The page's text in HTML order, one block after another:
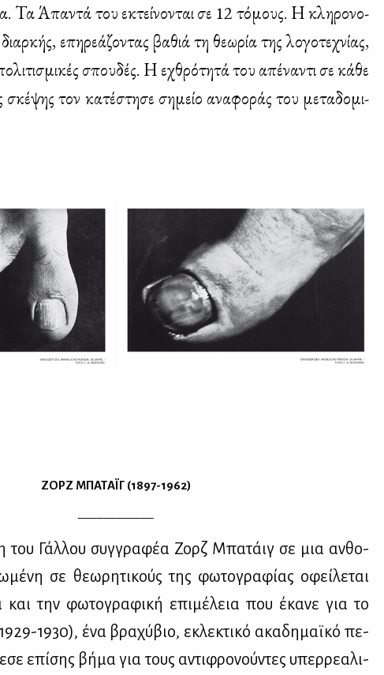
Τα Άπα­ντά του εκτεί­νο­νται σε 12 τό­μους. Η κλη­ρο­νο­
επη­ρε­ά­ζο­ντας βα­θιά τη θε­ω­ρία της λο­γο­τε­χνί­ας,
σπου­δές. Η εχθρό­τη­τά του απέ­να­ντι σε κά­θε
τον κα­τέ­στη­σε ση­μείο ανα­φο­ράς του με­τα­δο­μι­
ΖΟΡΖ ΜΠΑΤA ΪΓ (1897-1962)
του Γάλ­λου συγ­γρα­φέα Ζορζ Μπα­τάιγ σε μια αν­θο­
σε θε­ω­ρη­τι­κούς της φω­το­γρα­φί­ας οφεί­λε­ται
και την φω­το­γρα­φι­κή επι­μέ­λεια που έκα­νε για το
1930), ένα βρα­χύ­βιο, εκλε­κτι­κό ακα­δη­μαϊ­κό πε­
επί­σης βή­μα για τους αντι­φρο­νού­ντες υπερ­ρε­α­λι­